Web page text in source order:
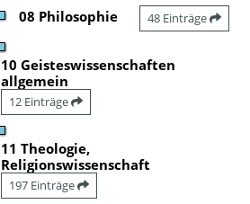
08 Philosophie 48 Einträge
10 Geisteswissenschaften
allgemein
12 Einträge
11 Theologie,
Religionswissenschaft
197 Einträge